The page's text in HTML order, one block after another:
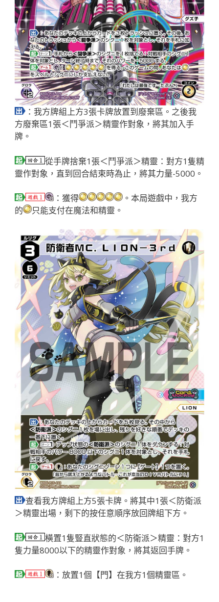
：我方牌組上方3張卡牌放置到廢棄區。之後我
方廢棄區1張＜鬥爭派＞精靈作對象，將其加入手
牌。
從手牌捨棄1張＜鬥爭派＞精靈：對方1隻精
靈作對象，直到回合結束時為止，將其力量-5000。
：獲得
。本局遊戲中，我方
的
只能支付在魔法和精靈。
查看我方牌組上方5張卡牌。將其中1張＜防衛派
＞精靈出場，剩下的按任意順序放回牌組下方。
橫置1隻豎直狀態的＜防衛派＞精靈：對方1
隻力量8000以下的精靈作對象，將其返回手牌。
：放置1個【門】在我方1個精靈區。